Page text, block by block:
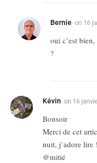
Bernie on 16
oui c’est
?
Kévin on 16
Bonsoir
Merci de cet
nuit, j’adore lire !
@mitié